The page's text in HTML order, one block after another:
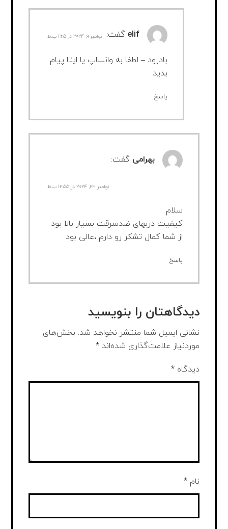
elif گفت: نوامبر ۹, ۲۰۲۴ در ۱:۲۵ ب.ظ
بادرود – لطفا به واتساپ یا ایتا پیام
بدید.
پاسخ
بهرامی گفت:
نوامبر ۲۳, ۲۰۲۴ در ۱۲:۵۵ ب.ظ
سلام
کیفیت دربهای ضدسرقت بسیار بالا بود
از شما کمال تشکر رو دارم ،عالی بود
پاسخ
دیدگاهتان را بنویسید
نشانی ایمیل شما منتشر نخواهد شد. بخش‌های
موردنیاز علامت‌گذاری شده‌اند*
دیدگاه*
نام*